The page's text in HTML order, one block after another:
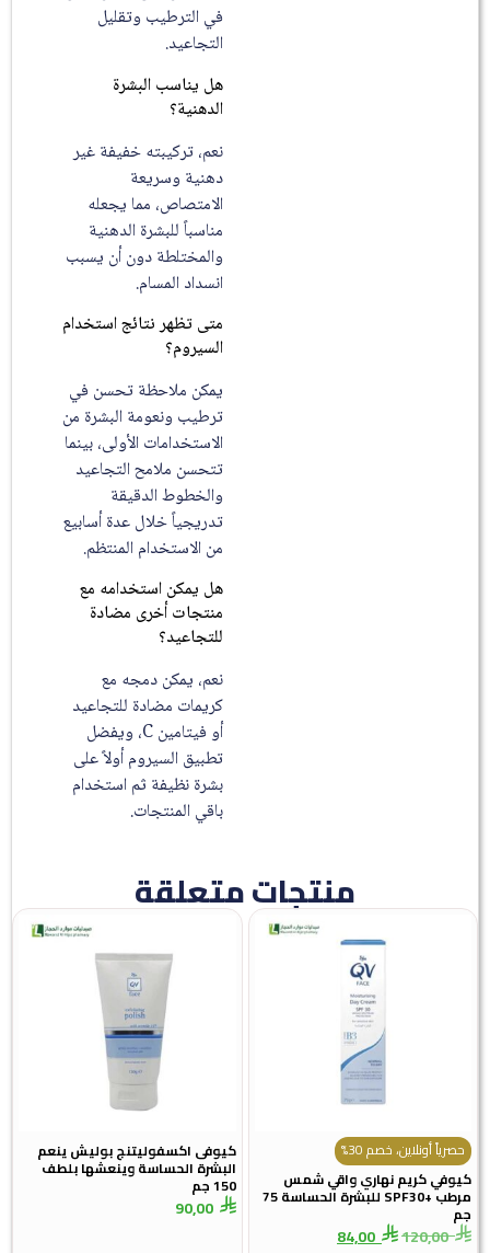
في الترطيب وتقليل
التجاعيد.
هل يناسب البشرة
الدهنية؟
نعم، تركيبته خفيفة غير
دهنية وسريعة
الامتصاص، مما يجعله
مناسباً للبشرة الدهنية
والمختلطة دون أن يسبب
انسداد المسام.
متى تظهر نتائج استخدام
السيروم؟
يمكن ملاحظة تحسن في
ترطيب ونعومة البشرة من
الاستخدامات الأولى، بينما
تتحسن ملامح التجاعيد
والخطوط الدقيقة
تدريجياً خلال عدة أسابيع
من الاستخدام المنتظم.
هل يمكن استخدامه مع
منتجات أخرى مضادة
للتجاعيد؟
نعم، يمكن دمجه مع
كريمات مضادة للتجاعيد
أو فيتامين C، ويفضل
تطبيق السيروم أولاً على
بشرة نظيفة ثم استخدام
باقي المنتجات.
منتجات متعلقة
أونلاين، خصم 30%
كريم نهاري واقي شمس
مرطب +SPF30 للبشرة الحساسة 75
84,00
كيوفى اكسفوليتنج بوليش ينعم
البشرة الحساسة وينعشها بلطف
90,00